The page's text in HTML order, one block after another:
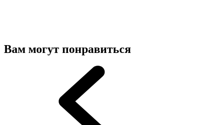
Вам могут понравиться